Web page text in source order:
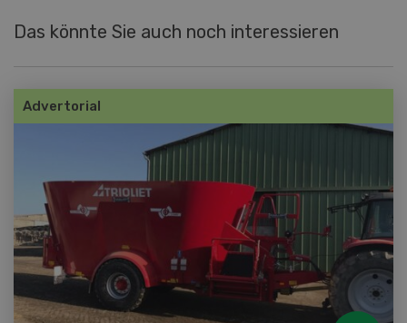
Das könnte Sie auch noch interessieren
Advertorial